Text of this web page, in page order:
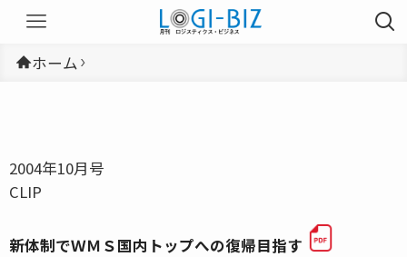
ホーム
2004年10月号
CLIP
新体制でＷＭＳ国内トップへの復帰目指す